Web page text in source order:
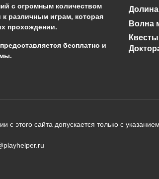
с огромным количеством
различным играм, которая
прохождении.
бесплатно и
Волна
с этого сайта допускается только с